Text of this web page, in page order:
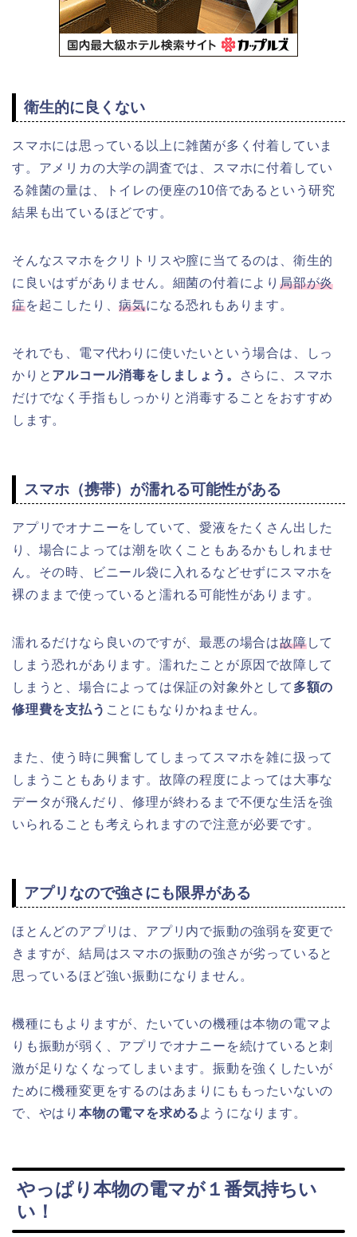
衛生的に良くない
スマホには思っている以上に雑菌が多く付着していま
す。アメリカの大学の調査では、スマホに付着してい
る雑菌の量は、トイレの便座の10倍であるという研究
結果も出ているほどです。
そんなスマホをクリトリスや膣に当てるのは、衛生的
に良いはずがありません。細菌の付着により 局部が炎
症を起こしたり、病気になる恐れもあります。
それでも、電マ代わりに使いたいという場合は、しっ
かりと アルコール消毒をしましょう。
さらに、スマホ
だけでなく手指もしっかりと消毒することをおすすめ
します。
スマホ（携帯）が濡れる可能性がある
アプリでオナニーをしていて、愛液をたくさん出した
り、場合によっては潮を吹くこともあるかもしれませ
ん。その時、ビニール袋に入れるなどせずにスマホを
裸のままで使っていると濡れる可能性があります。
濡れるだけなら良いのですが、最悪の場合は故障して
しまう恐れがあります。濡れたことが原因で故障して
しまうと、場合によっては保証の対象外として 多額の
修理費を支払う ことにもなりかねません。
また、使う時に興奮してしまってスマホを雑に扱って
しまうこともあります。故障の程度によっては大事な
データが飛んだり、修理が終わるまで不便な生活を強
いられることも考えられますので注意が必要です。
アプリなので強さにも限界がある
ほとんどのアプリは、アプリ内で振動の強弱を変更で
きますが、結局はスマホの振動の強さが劣っていると
思っているほど強い振動になりません。
機種にもよりますが、たいていの機種は本物の電マよ
りも振動が弱く、アプリでオナニーを続けていると刺
激が足りなくなってしまいます。振動を強くしたいが
ために機種変更をするのはあまりにももったいないの
で、やはり 本物の電マを求める ようになります。
やっぱり本物の電マが１番気持ちい
い！